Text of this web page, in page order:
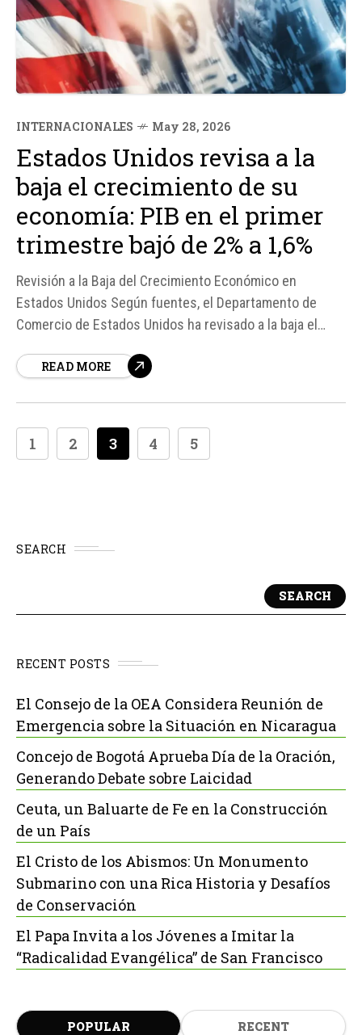
INTERNACIONALES May 28, 2026
Estados Unidos revisa a la
baja el crecimiento de su
economía: PIB en el primer
trimestre bajó de 2% a 1,6%
Revisión a la Baja del Crecimiento Económico en
Estados Unidos Según fuentes, el Departamento de
Comercio de Estados Unidos ha revisado a la baja el
2026, pasando de un 2% inicialmente estimado a un
READ MORE
1 2 3 4 5
SEARCH
SEARCH
RECENT POSTS
El Consejo de la OEA Considera Reunión de
Emergencia sobre la Situación en Nicaragua
Concejo de Bogotá Aprueba Día de la Oración,
Generando Debate sobre Laicidad
Ceuta, un Baluarte de Fe en la Construcción
de un País
El Cristo de los Abismos: Un Monumento
Submarino con una Rica Historia y Desafíos
de Conservación
El Papa Invita a los Jóvenes a Imitar la
“Radicalidad Evangélica” de San Francisco
POPULAR RECENT